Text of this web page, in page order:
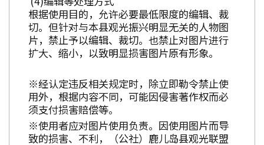
根据使用目的，允许必要最低限度的编辑、裁
切。但针对与本县观光振兴明显无关的人物图
片，禁止予以编辑、裁切。也禁止对图片进行
扩大、缩小，以致明显损害图片原有形象。
※经认定违反相关规定时，除立即勒令禁止使
用外，根据内容不同，可能因侵害著作权而必
须支付损害赔偿等。
※使用者应对图片使用负责。因使用图片而导
致的损害、不利，（公社）鹿儿岛县观光联盟